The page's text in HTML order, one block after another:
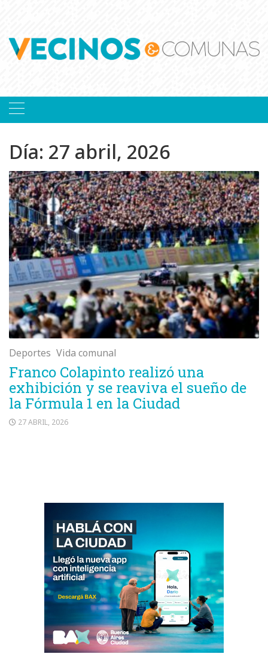
Día: 27 abril, 2026
Deportes Vida comunal
Franco Colapinto realizó una
exhibición y se reaviva el sueño de
la Fórmula 1 en la Ciudad
27 ABRIL, 2026